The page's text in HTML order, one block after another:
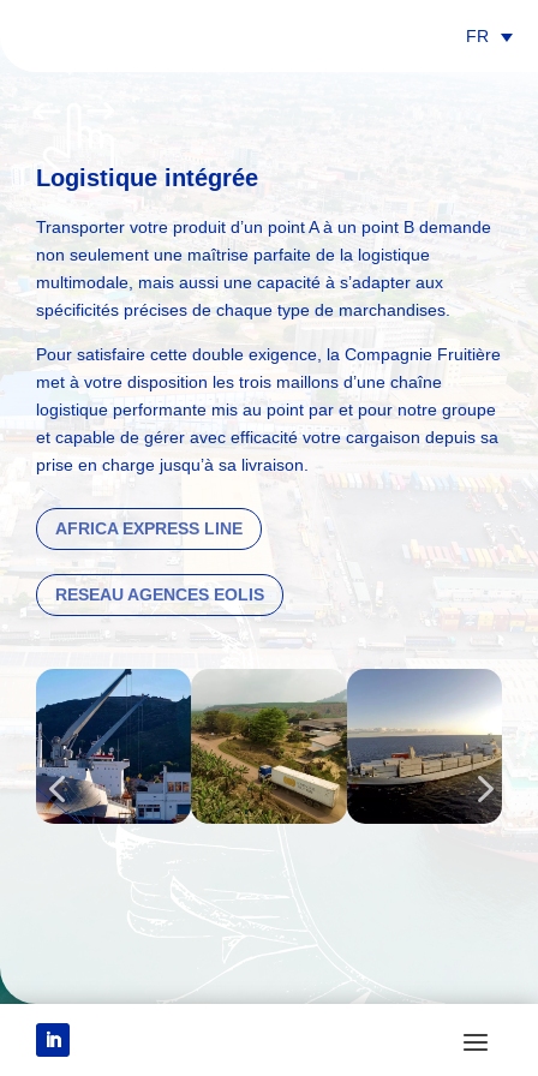
FR
Logistique intégrée
Transporter votre produit d’un point A à un point B demande
non seulement une maîtrise parfaite de la logistique
multimodale, mais aussi une capacité à s’adapter aux
spécificités précises de chaque type de marchandises.
Pour satisfaire cette double exigence, la Compagnie Fruitière
met à votre disposition les trois maillons d’une chaîne
logistique performante mis au point par et pour notre groupe
et capable de gérer avec efficacité votre cargaison depuis sa
prise en charge jusqu’à sa livraison.
AFRICA EXPRESS LINE
RESEAU AGENCES EOLIS
Nos filiales expertes du shipping, Eolis, AEL et Transit Fruits,
rassemblent à elles trois toutes les compétences dont votre
logistique a besoin : un réseau d’agences maritimes